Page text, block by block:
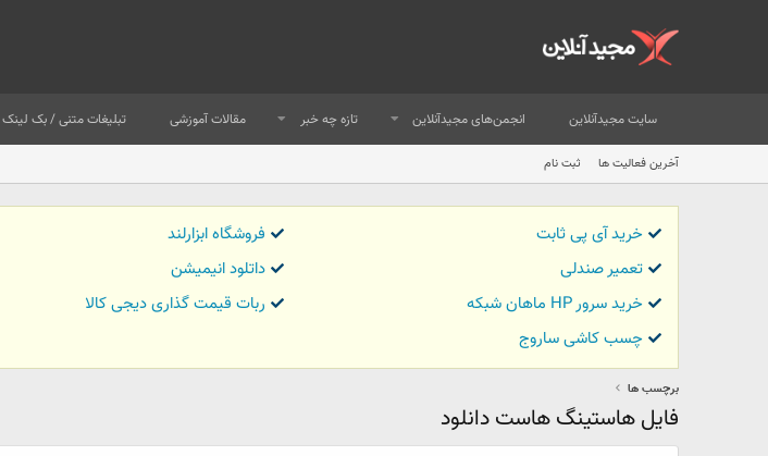
سایت مجیدآنلاین انجمن‌های مجیدآنلاین تازه چه خبر مقالات آموزشی تبلیغات متنی / بک لینک
آخرین فعالیت ها ثبت نام
خرید آی پی ثابت فروشگاه ابزارلند
تعمیر صندلی
داتلود انیمیشن
خرید سرور HP ماهان شبکه
ربات قیمت گذاری دیجی کالا
چسب کاشی ساروج
برچسب ها
فایل هاستینگ هاست دانلود